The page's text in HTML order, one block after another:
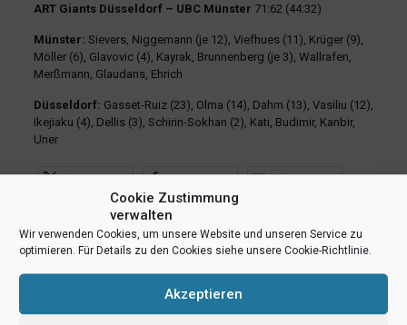
Cookie Zustimmung
verwalten
Wir verwenden Cookies, um unsere Website und unseren Service zu
optimieren. Für Details zu den Cookies siehe unsere Cookie-Richtlinie.
Akzeptieren
ART Giants Düsseldorf – UBC Münster 71:62 (44:32)
Münster: Sievers, Niggemann (je 12), Viefhues (11), Krüger (9),
Möller (6), Glavovic (4), Kayrak, Brunnenberg (je 3), Wallrafen,
Merßmann, Glaudans, Ehrich
Düsseldorf: Gasset-Ruiz (23), Olma (14), Dahm (13), Vasiliu (12),
Ikejiaku (4), Dellis (3), Schirin-Sokhan (2), Kati, Budimir, Kanbir,
Uner
teilen teilen E-Mail
teilen